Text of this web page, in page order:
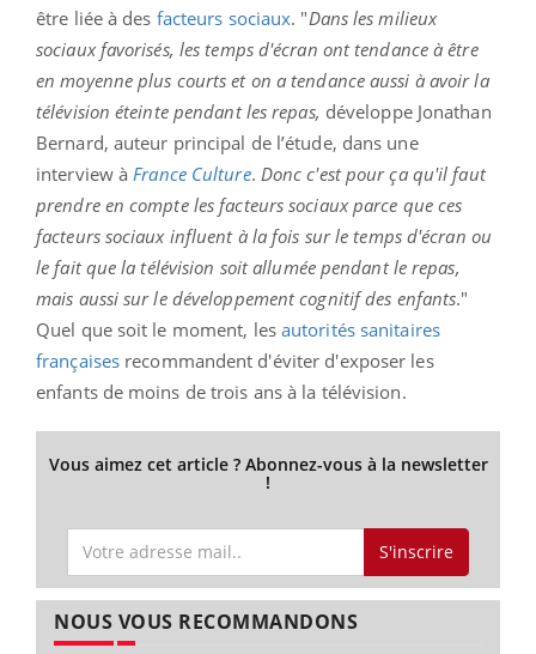
être liée à des facteurs sociaux. "Dans les milieux
sociaux favorisés, les temps d'écran ont tendance à être
en moyenne plus courts et on a tendance aussi à avoir la
télévision éteinte pendant les repas, développe Jonathan
Bernard, auteur principal de l’étude, dans une
interview à France Culture. Donc c'est pour ça qu'il faut
prendre en compte les facteurs sociaux parce que ces
facteurs sociaux influent à la fois sur le temps d'écran ou
le fait que la télévision soit allumée pendant le repas,
mais aussi sur le développement cognitif des enfants."
Quel que soit le moment, les autorités sanitaires
françaises recommandent d'éviter d'exposer les
enfants de moins de trois ans à la télévision.
Vous aimez cet article ? Abonnez-vous à la newsletter
!
S'inscrire
NOUS VOUS RECOMMANDONS